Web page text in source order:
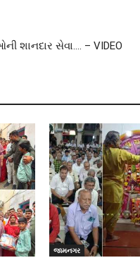
શાનદાર સેવા…. – VIDEO
જામનગર